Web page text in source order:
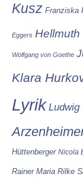
Kusz Franziska
Eggers Hellmuth
Wolfgang von Goethe
Klara
Lyrik Ludwig
Hüttenberger Nicola
Rainer Maria Rilke